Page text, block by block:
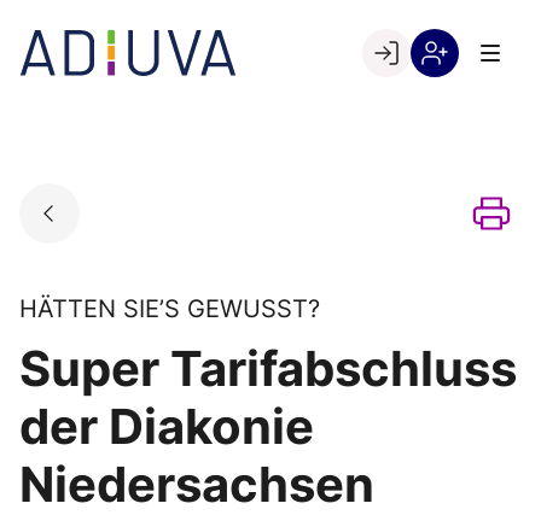
content
Go to landing page.
HÄTTEN SIE’S GEWUSST?
Super Tarifabschluss
der Diakonie
Niedersachsen